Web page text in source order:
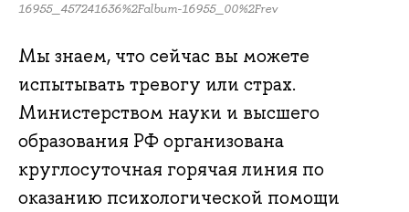
16955_457241636%2Falbum-16955_00%2Frev
Мы знаем, что сейчас вы можете
испытывать тревогу или страх.
Министерством науки и высшего
образования РФ организована
круглосуточная горячая линия по
оказанию психологической помощи